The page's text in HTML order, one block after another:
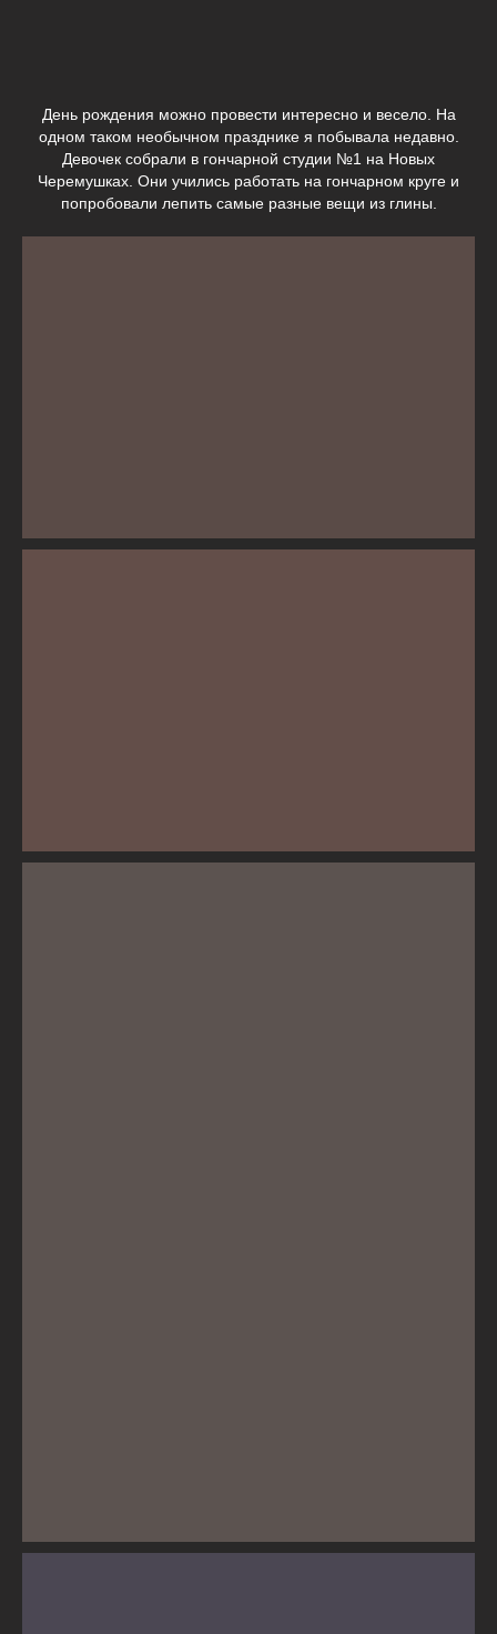
День рождения можно провести интересно и весело. На
одном таком необычном празднике я побывала недавно.
Девочек собрали в гончарной студии №1 на Новых
Черемушках. Они учились работать на гончарном круге и
попробовали лепить самые разные вещи из глины.